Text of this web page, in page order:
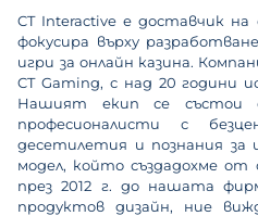
CT Interactive е доставчик
фокусира върху
игри за онлайн казина.
CT Gaming, с над 20 години
Нашият екип се състои
професионалисти с
десетилетия и познания
модел, който създадохме
през 2012 г. до нашата
продуктов дизайн, ние